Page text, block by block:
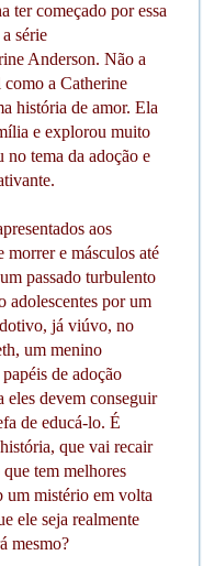
ter começado por essa
série
Anderson. Não a
a Catherine
história de amor. Ela
e explorou muito
no tema da adoção e
aos
e másculos até
passado turbulento
adolescentes por um
já viúvo, no
um menino
de adoção
eles devem conseguir
de educá-lo. É
que vai recair
tem melhores
um mistério em volta
ele seja realmente
mesmo?